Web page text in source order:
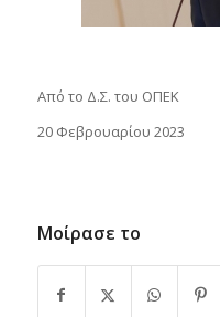
Από το Δ.Σ. του ΟΠΕΚ
20 Φεβρουαρίου 2023
Μοίρασε το